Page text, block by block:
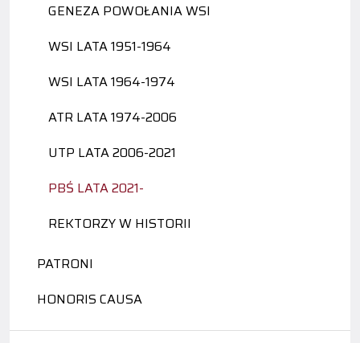
GENEZA POWOŁANIA WSI
WSI LATA 1951-1964
WSI LATA 1964-1974
ATR LATA 1974-2006
UTP LATA 2006-2021
PBŚ LATA 2021-
REKTORZY W HISTORII
PATRONI
HONORIS CAUSA